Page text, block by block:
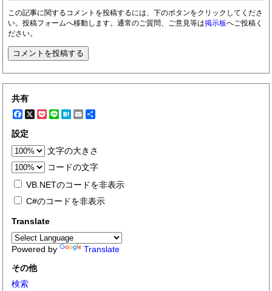
この記事に関するコメントを投稿するには、下のボタンをクリックしてくださ
い。投稿フォームへ移動します。通常のご質問、ご意見等は掲示板へご投稿く
ださい。
共有
Facebook
X PocketLineHatenaEmail
設定
文字の大きさ
コードの文字
VB.NETのコードを非表示
C#のコードを非表示
Translate
Powered by
Translate
その他
検索